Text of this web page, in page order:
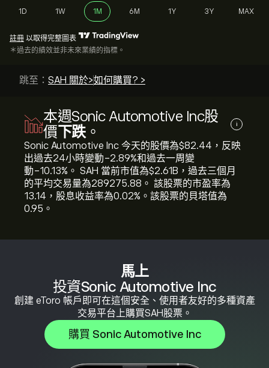
馬上
投資Sonic Automotive Inc
創建 eToro 帳戶即可在這個安全、使用者友好的多種資產
交易平台上購買SAH股票。
購買 Sonic Automotive Inc
1D 1W 1M 6M 1Y 3Y MAX
註冊 以取得完整圖表
＊過去的績效並非未來業績的指標。
跳至： SAH 關於>如何購買? >
本週Sonic Automotive Inc股
價下跌。 i
Sonic Automotive Inc 今天的股價為‎$‎82.44，反映
出過去24小時變動‎-2.89‎%和過去一周變
動‎-10.13‎%。 SAH 當前市值為‎$‎2.61B，過去三個月
的平均交易量為289275.88。 該股票的市盈率為
13.14，股息收益率為0.02%。該股票的貝塔值為
0.95。